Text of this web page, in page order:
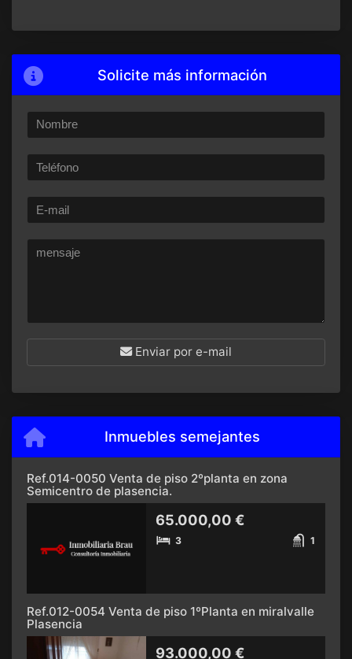
Solicite más información
Enviar por e-mail
Inmuebles semejantes
Ref.014-0050 Venta de piso 2ºplanta en zona
Semicentro de plasencia.
65.000,00 €
3 1
Ref.012-0054 Venta de piso 1ºPlanta en miralvalle
Plasencia
93.000,00 €